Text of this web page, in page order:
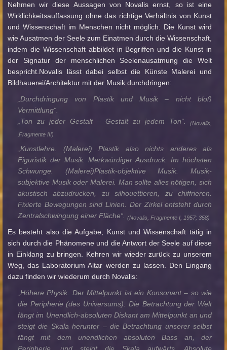
Nehmen wir diese Aussagen von Novalis ernst, so ist eine
Wirklichkeitsauffassung ohne das richtige Verhältnis von Kunst
und Wissenschaft im Menschen nicht möglich. Die Kunst wird
wie Ausatmen der Seele zum Einatmen durch die Wissenschaft,
indem die Wissenschaft abbildet in Begriffen und die Kunst in
der Signatur der menschlichen Seelenausatmung die Welt
bespricht.Novalis lässt dabei selbst die Künste Malerei und
Bildhauerei/Architektur mit der Musik durchdringen:
„Durchdringung von Plastik und Musik – nicht bloß
Vermittlung“.
„Ton zu jeder Gestalt – Gestalt zu jedem Ton“.
(Novalis,
‚Fragmente III)
„Kunstlehre. (Malerei) Plastik also nichts anderes als
Figuristik der Musik. Merkwürdiger Ausdruck: Im höchsten
Schwunge. (Malerei)Plastik-objektive Musik. Musik-
subjektive Musik oder Malerei. Man sollte alles nötigen, sich
akustisch abzudrucken, zu silhouettieren, zu chiffrieren.
Fixierte Bewegungen sind Linien. Der Zirkel entsteht durch
Zentralschwingung einer Fläche“. (Novalis, Fragmente I, 1957; 358)
Es besteht also die Aufgabe, Kunst und Wissenschaft tätig in
sich durch die Phänomene und die Antwort der Seele auf diese
in Einklang zu bringen. Kehren wir wieder zurück zu unserem
Weg, das Laboratorium Altar werden zu lassen. Den Eingang
dazu finden wir wiederum durch Novalis:
„Höhere Physik. Der Mittelpunkt ist ein Konsonant – so wie
die Peripherie (des Universums). Die Betrachtung der Welt
fängt im Unendlich-absoluten Diskant am Mittelpunkt an und
steigt die Skala herunter – die Betrachtung unserer selbst
fängt mit dem unendlichen absoluten Bass an, der